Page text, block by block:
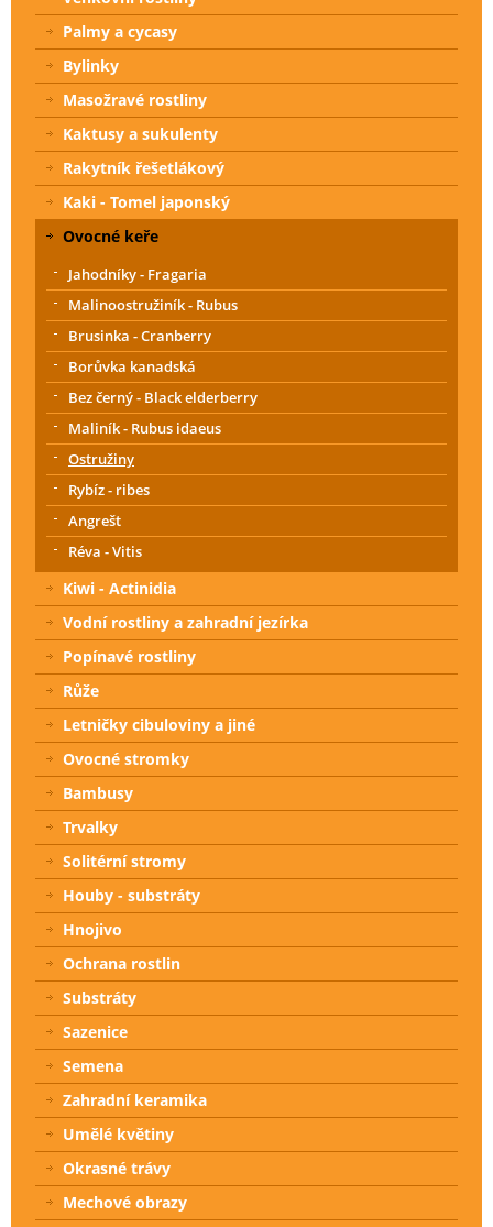
Palmy a cycasy
Bylinky
Masožravé rostliny
Kaktusy a sukulenty
Rakytník řešetlákový
Kaki - Tomel japonský
Ovocné keře
Jahodníky - Fragaria
Malinoostružiník - Rubus
Brusinka - Cranberry
Borůvka kanadská
Bez černý - Black elderberry
Maliník - Rubus idaeus
Ostružiny
Rybíz - ribes
Angrešt
Réva - Vitis
Kiwi - Actinidia
Vodní rostliny a zahradní jezírka
Popínavé rostliny
Růže
Letničky cibuloviny a jiné
Ovocné stromky
Bambusy
Trvalky
Solitérní stromy
Houby - substráty
Hnojivo
Ochrana rostlin
Substráty
Sazenice
Semena
Zahradní keramika
Umělé květiny
Okrasné trávy
Mechové obrazy